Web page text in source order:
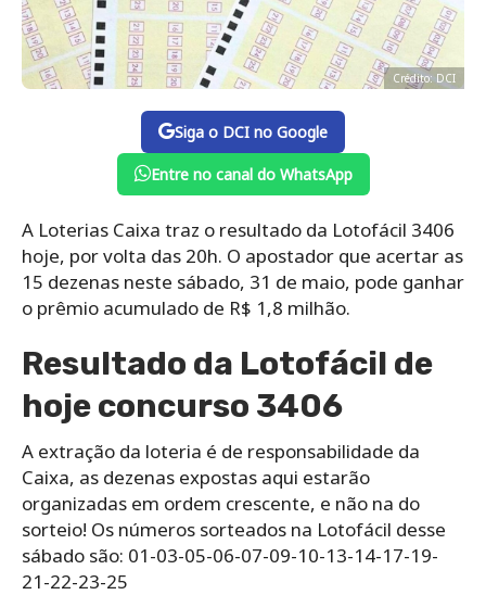
Crédito: DCI
Siga o DCI no Google
Entre no canal do WhatsApp
A Loterias Caixa traz o resultado da Lotofácil 3406
hoje, por volta das 20h. O apostador que acertar as
15 dezenas neste sábado, 31 de maio, pode ganhar
o prêmio acumulado de R$ 1,8 milhão.
Resultado da Lotofácil de
hoje concurso 3406
A extração da loteria é de responsabilidade da
Caixa, as dezenas expostas aqui estarão
organizadas em ordem crescente, e não na do
sorteio! Os números sorteados na Lotofácil desse
sábado são: 01-03-05-06-07-09-10-13-14-17-19-
21-22-23-25